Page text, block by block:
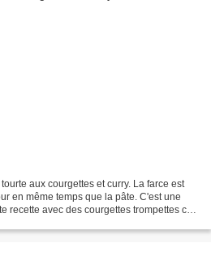
aux courgettes et curry. La farce est
en même temps que la pâte. C'est une
recette avec des courgettes trompettes car